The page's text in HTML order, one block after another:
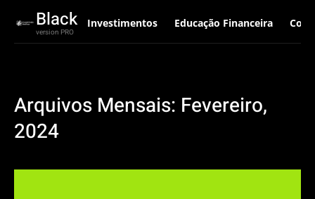
Black
version PRO
Investimentos Educação Financeira
Arquivos Mensais: Fevereiro,
2024